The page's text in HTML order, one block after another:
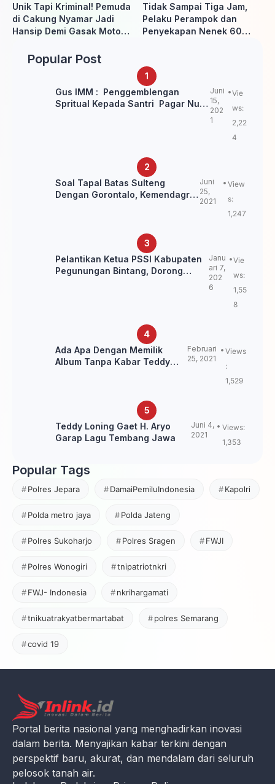
Unik Tapi Kriminal! Pemuda
di Cakung Nyamar Jadi
Hansip Demi Gasak Motor
Tidak Sampai Tiga Jam,
Pelaku Perampok dan
Penyekapan Nenek 60
Popular Post
Gus IMM : Penggemblengan
Spritual Kepada Santri Pagar Nusa
Juni
15,
202
1
Vie
ws:
2,22
4
Soal Tapal Batas Sulteng
Dengan Gorontalo, Kemendagri:
Juni
25,
2021
View
s:
1,247
Pelantikan Ketua PSSI Kabupaten
Pegunungan Bintang, Dorong
Janu
ari 7,
202
6
Vie
ws:
1,55
8
Ada Apa Dengan Memilik
Album Tanpa Kabar Teddy
Februari
25, 2021
Views
:
1,529
Teddy Loning Gaet H. Aryo
Garap Lagu Tembang Jawa
Juni 4,
2021
Views:
1,353
Popular Tags
Polres Jepara DamaiPemiluIndonesia Kapolri
Polda metro jaya Polda Jateng
Polres Sukoharjo Polres Sragen FWJI
Polres Wonogiri tnipatriotnkri
FWJ- Indonesia nkrihargamati
tnikuatrakyatbermartabat polres Semarang
covid 19
Portal berita nasional yang menghadirkan inovasi
dalam berita. Menyajikan kabar terkini dengan
perspektif baru, akurat, dan mendalam dari seluruh
pelosok tanah air.